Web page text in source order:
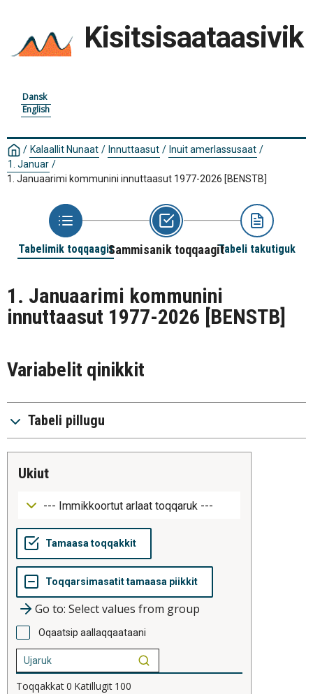
Kisitsisaataasivik
Dansk
English
/ Kalaallit Nunaat / Innuttaasut / Inuit amerlassusaat /
1. Januar /
1. Januaarimi kommunini innuttaasut 1977-2026 [BENSTB]
Tabelimik toqqaagitSammisanik toqqaagitTabeli takutiguk
1. Januaarimi kommunini
innuttaasut 1977-2026 [BENSTB]
Variabelit qinikkit
Tabeli pillugu
ukiut
Go to: Select values from group
Oqaatsip aallaqqaataani
Toqqakkat0 Katillugit 100